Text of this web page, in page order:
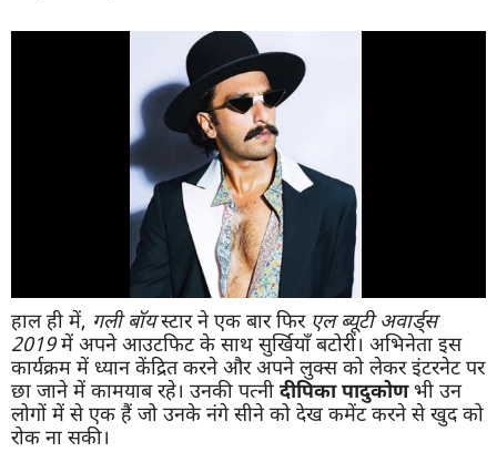
हाल ही में, गली बॉयस्टार ने एक बार फिर एल ब्यूटी अवार्ड्स
2019में अपने आउटफिट के साथ सुर्खियाँ बटोरीं। अभिनेता इस
कार्यक्रम में ध्यान केंद्रित करने और अपने लुक्स को लेकर इंटरनेट पर
छा जाने में कामयाब रहे। उनकी पत्नी दीपिका पादुकोणभी उन
लोगों में से एक हैं जो उनके नंगे सीने को देख कमेंट करने से खुद को
रोक ना सकी।